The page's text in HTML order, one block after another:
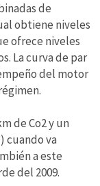
de
obtiene niveles
ofrece niveles
La curva de par
del motor
de Co2 y un
cuando va
a este
del 2009.